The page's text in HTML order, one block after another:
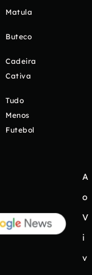
Matula
Buteco
Cadeira
Cativa
Tudo
Menos
Futebol
A
o
V
i
v